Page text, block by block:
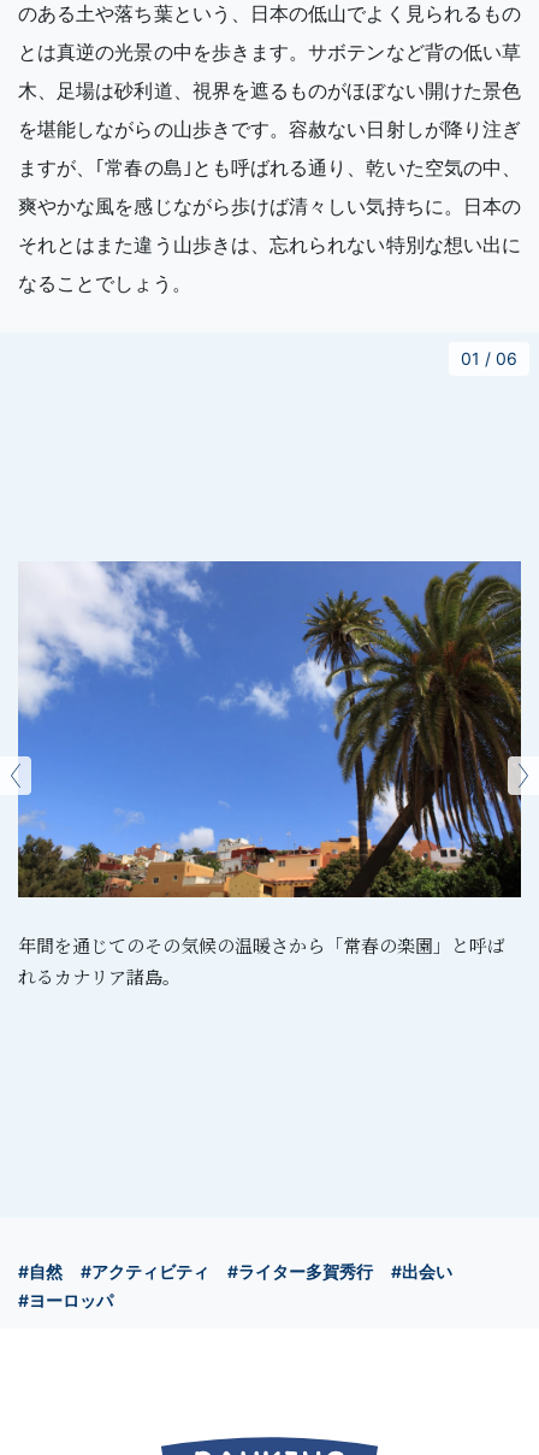
のある土や落ち葉という、日本の低山でよく見られるもの
とは真逆の光景の中を歩きます。サボテンなど背の低い草
木、足場は砂利道、視界を遮るものがほぼない開けた景色
を堪能しながらの山歩きです。容赦ない日射しが降り注ぎ
ますが、｢常春の島｣とも呼ばれる通り、乾いた空気の中、
爽やかな風を感じながら歩けば清々しい気持ちに。日本の
それとはまた違う山歩きは、忘れられない特別な想い出に
なることでしょう。
年間を通じてのその気候の温暖さから「常春の楽園」と呼ば
れるカナリア諸島。
01 / 06
#自然 #アクティビティ #ライター多賀秀行
#出会い
#ヨーロッパ